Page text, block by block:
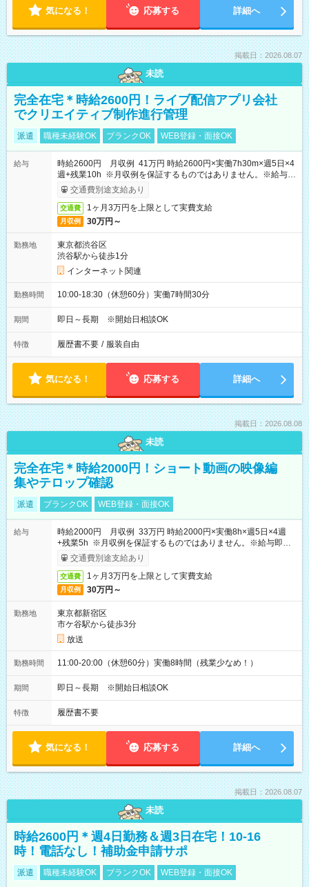
気になる！ 応募する 詳細へ
掲載日：2026.08.07
未読
完全在宅＊時給2600円！ライブ配信アプリ会社
でクリエイティブ制作進行管理
派遣 職種未経験OK ブランクOK WEB登録・面接OK
給与
時給2600円 月収例 41万円 時給2600円×実働7h30m×週5日×4
週+残業10h ※月収例を保証するものではありません。※給与即
受取りサービス利用可（利用条件有）
交通費別途支給あり
交通費 1ヶ月3万円を上限として実費支給
月収例 30万円～
勤務地
東京都渋谷区
渋谷駅から徒歩1分
インターネット関連
勤務時間 10:00-18:30（休憩60分）実働7時間30分
期間 即日～長期 ※開始日相談OK
特徴 履歴書不要 / 服装自由
気になる！ 応募する 詳細へ
掲載日：2026.08.08
未読
完全在宅＊時給2000円！ショート動画の映像編
集やテロップ確認
派遣 ブランクOK WEB登録・面接OK
給与
時給2000円 月収例 33万円 時給2000円×実働8h×週5日×4週
+残業5h ※月収例を保証するものではありません。※給与即受
取りサービス利用可（利用条件有）
交通費別途支給あり
交通費 1ヶ月3万円を上限として実費支給
月収例 30万円～
勤務地
東京都新宿区
市ケ谷駅から徒歩3分
放送
勤務時間 11:00-20:00（休憩60分）実働8時間（残業少なめ！）
期間 即日～長期 ※開始日相談OK
特徴 履歴書不要
気になる！ 応募する 詳細へ
掲載日：2026.08.07
未読
時給2600円＊週4日勤務＆週3日在宅！10-16
時！電話なし！補助金申請サポ
派遣 職種未経験OK ブランクOK WEB登録・面接OK